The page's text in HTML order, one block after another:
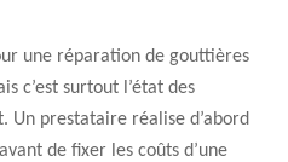
une réparation de gouttières
c’est surtout l’état des
prestataire réalise d’abord
de fixer les coûts d’une